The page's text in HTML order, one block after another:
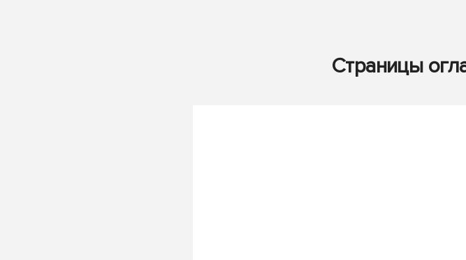
Страницы